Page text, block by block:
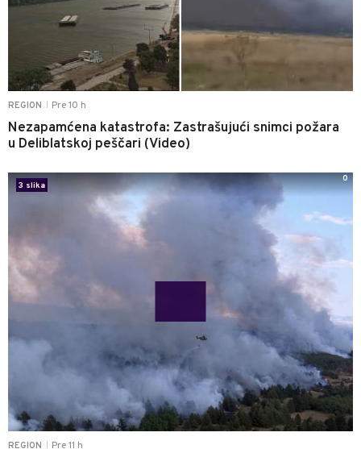
REGION Pre 10 h
Nezapamćena katastrofa: Zastrašujući snimci požara
u Deliblatskoj peščari (Video)
REGION Pre 11 h
3 slika
0